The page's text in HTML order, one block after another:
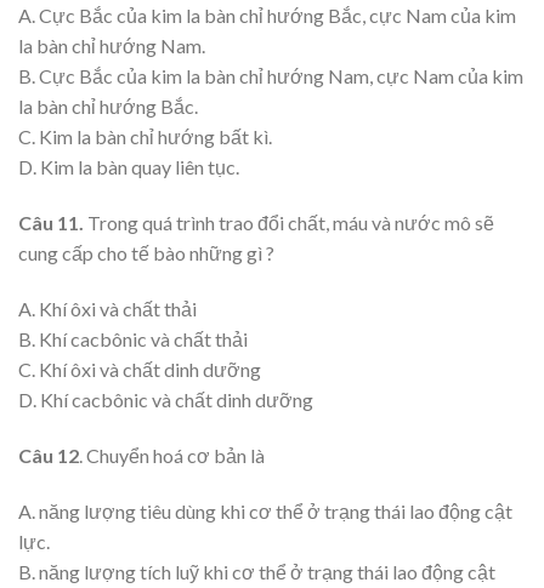
A. Cực Bắc của kim la bàn chỉ hướng Bắc, cực Nam của kim
la bàn chỉ hướng Nam.
B. Cực Bắc của kim la bàn chỉ hướng Nam, cực Nam của kim
la bàn chỉ hướng Bắc.
C. Kim la bàn chỉ hướng bất kì.
D. Kim la bàn quay liên tục.
Câu 11. Trong quá trình trao đổi chất, máu và nước mô sẽ
cung cấp cho tế bào những gì ?
A. Khí ôxi và chất thải
B. Khí cacbônic và chất thải
C. Khí ôxi và chất dinh dưỡng
D. Khí cacbônic và chất dinh dưỡng
Câu 12 . Chuyển hoá cơ bản là
A. năng lượng tiêu dùng khi cơ thể ở trạng thái lao động cật
lực.
B. năng lượng tích luỹ khi cơ thể ở trạng thái lao động cật